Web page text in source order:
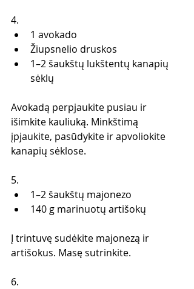
4.
1 avokado
Žiupsnelio druskos
1–2 šaukštų lukštentų kanapių
sėklų
Avokadą perpjaukite pusiau ir
išimkite kauliuką. Minkštimą
įpjaukite, pasūdykite ir apvoliokite
kanapių sėklose.
5.
1–2 šaukštų majonezo
140 g marinuotų artišokų
Į trintuvę sudėkite majonezą ir
artišokus. Masę sutrinkite.
6.